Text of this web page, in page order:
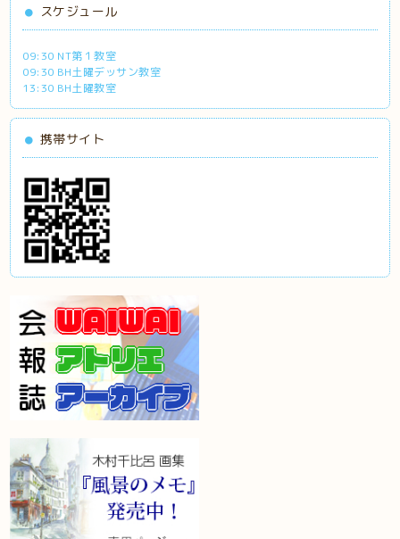
スケジュール
09:30 NT第１教室
09:30 BH土曜デッサン教室
13:30 BH土曜教室
携帯サイト